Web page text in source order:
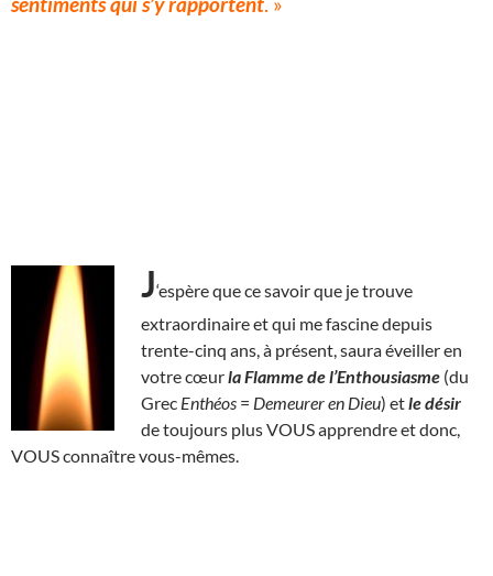
J‘espère que ce savoir que je trouve
extraordinaire et qui me fascine depuis
trente-cinq ans, à présent, saura éveiller en
votre cœurla Flamme de l’Enthousiasme (du
Grec Enthéos = Demeurer en Dieu) etle désir
de toujours plus VOUS apprendre et donc,
VOUS connaître vous-mêmes.